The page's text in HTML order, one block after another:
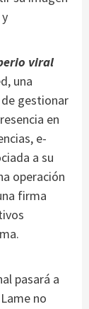
viral
una
de gestionar
en
e-
a su
operación
firma
pasará a
no